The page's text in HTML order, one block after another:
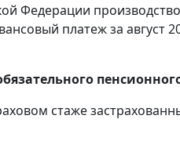
Федерации
платеж за август
стаже